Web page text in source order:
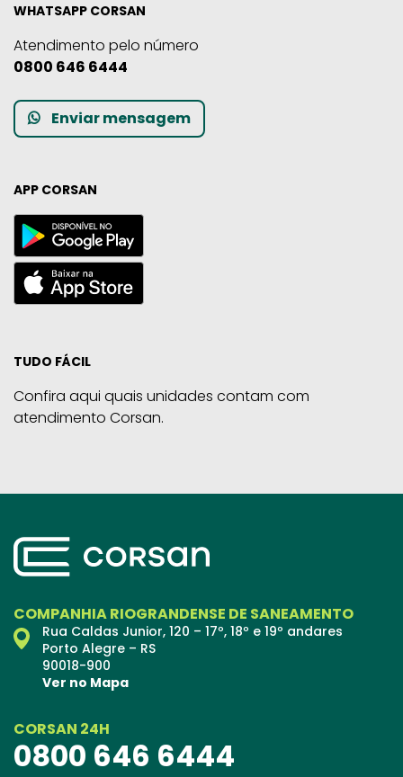
WHATSAPP CORSAN
Atendimento pelo número
0800 646 6444
Enviar mensagem
APP CORSAN
TUDO FÁCIL
Confira aqui quais unidades contam com
atendimento Corsan.
COMPANHIA RIOGRANDENSE DE SANEAMENTO
Rua Caldas Junior, 120 – 17º, 18º e 19º andares
Porto Alegre – RS
90018-900
Ver no Mapa
CORSAN 24H
0800 646 6444